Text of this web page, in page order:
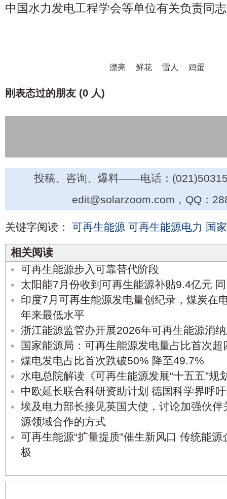
中国水力发电工程学会等单位有关负责同
漂亮 鲜花 雷人 鸡蛋
刚表态过的朋友 (0 人)
投稿、咨询、爆料——电话：
edit@solarzoom.com，QQ：
关键字阅读： 可再生能源 可再生能源电力 国
相关阅读
可再生能源步入可靠替代阶段
太阳能7月份收到可再生能源补贴9.4亿元
印度7月可再生能源发电量创纪录，煤炭在
年来最低水平
浙江能源监管办开展2026年可再生能源消
国家能源局：可再生能源发电量占比首次超
煤电发电占比首次跌破50% 降至49.7%
水电总院解读《可再生能源发展“十五五”规
中欧延长联合科研资助计划 德国科学界呼
埃及电力部长接见英国大使，讨论加强伙
源领域合作的方式
可再生能源“扩量提质”催生新风口 传统能
极